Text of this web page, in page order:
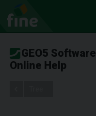
GEO5 Software
Online Help